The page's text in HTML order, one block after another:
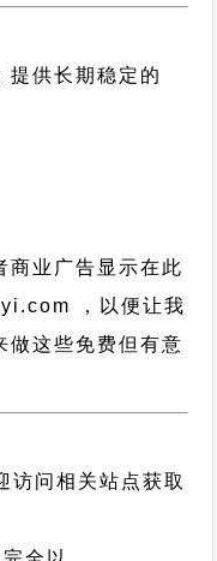
提供长期稳定的
商业广告显示在此
，以便让我
做这些免费但有意
访问相关站点获取